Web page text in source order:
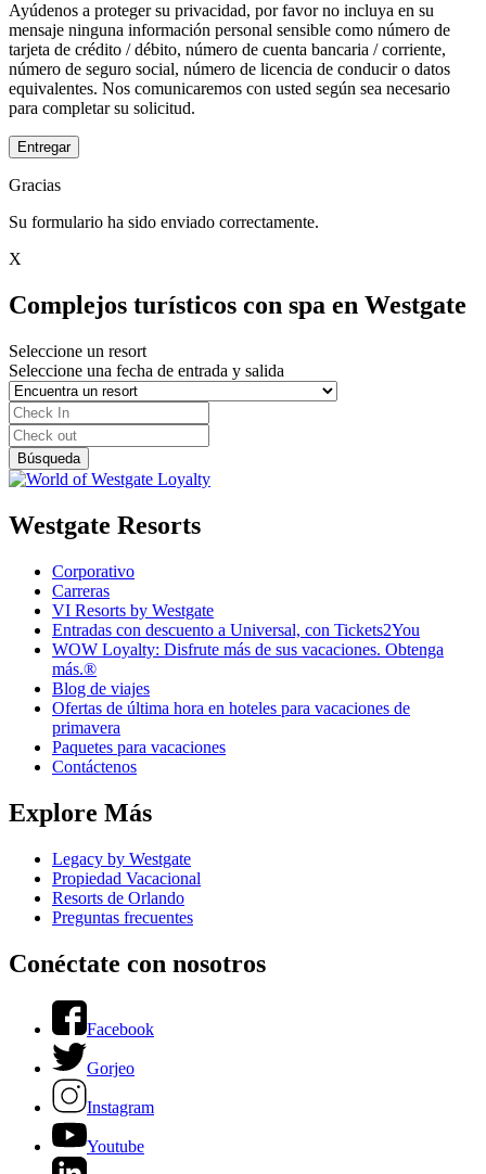
Ayúdenos a proteger su privacidad, por favor no incluya en su
mensaje ninguna información personal sensible como número de
tarjeta de crédito / débito, número de cuenta bancaria / corriente,
número de seguro social, número de licencia de conducir o datos
equivalentes. Nos comunicaremos con usted según sea necesario
para completar su solicitud.
Entregar
Gracias
Su formulario ha sido enviado correctamente.
X
Complejos turísticos con spa en Westgate
Seleccione un resort
Seleccione una fecha de entrada y salida
Westgate Resorts
Corporativo
Carreras
VI Resorts by Westgate
Entradas con descuento a Universal, con Tickets2You
WOW Loyalty: Disfrute más de sus vacaciones. Obtenga
más.®
Blog de viajes
Ofertas de última hora en hoteles para vacaciones de
primavera
Paquetes para vacaciones
Contáctenos
Explore Más
Legacy by Westgate
Propiedad Vacacional
Resorts de Orlando
Preguntas frecuentes
Conéctate con nosotros
Facebook
Gorjeo
Instagram
Youtube